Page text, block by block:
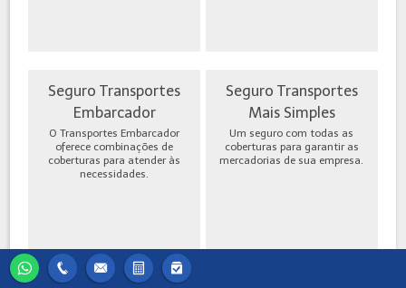
Seguro Transportes
Embarcador
O Transportes Embarcador
oferece combinações de
coberturas para atender às
necessidades.
Seguro Transportes
Mais Simples
Um seguro com todas as
coberturas para garantir as
mercadorias de sua empresa.